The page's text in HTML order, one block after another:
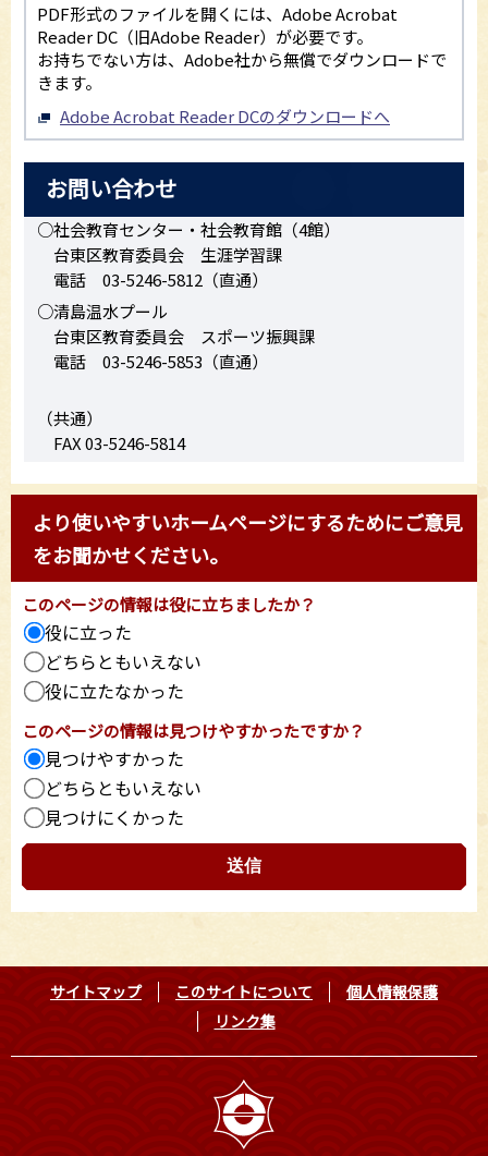
PDF形式のファイルを開くには、Adobe Acrobat
Reader DC（旧Adobe Reader）が必要です。
お持ちでない方は、Adobe社から無償でダウンロードで
きます。
Adobe Acrobat Reader DCのダウンロードへ
お問い合わせ
○社会教育センター・社会教育館（4館）
台東区教育委員会 生涯学習課
電話 03-5246-5812（直通）
○清島温水プール
台東区教育委員会 スポーツ振興課
電話 03-5246-5853（直通）
（共通）
FAX 03-5246-5814
より使いやすいホームページにするためにご意見
をお聞かせください。
このページの情報は役に立ちましたか？
役に立った
どちらともいえない
役に立たなかった
このページの情報は見つけやすかったですか？
見つけやすかった
どちらともいえない
見つけにくかった
サイトマップ このサイトについて
個人情報保護
リンク集